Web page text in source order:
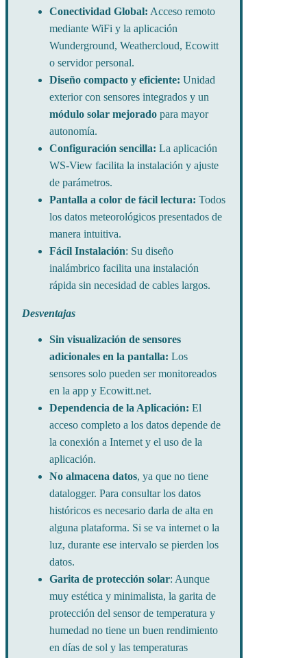
Conectividad Global: Acceso remoto
mediante WiFi y la aplicación
Wunderground, Weathercloud, Ecowitt
o servidor personal.
Diseño compacto y eficiente: Unidad
exterior con sensores integrados y un
módulo solar mejorado para mayor
autonomía.
Configuración sencilla: La aplicación
WS-View facilita la instalación y ajuste
de parámetros.
Pantalla a color de fácil lectura: Todos
los datos meteorológicos presentados de
manera intuitiva.
Fácil Instalación: Su diseño
inalámbrico facilita una instalación
rápida sin necesidad de cables largos.
Desventajas
Sin visualización de sensores
adicionales en la pantalla: Los
sensores solo pueden ser monitoreados
en la app y Ecowitt.net.
Dependencia de la Aplicación: El
acceso completo a los datos depende de
la conexión a Internet y el uso de la
aplicación.
No almacena datos, ya que no tiene
datalogger. Para consultar los datos
históricos es necesario darla de alta en
alguna plataforma. Si se va internet o la
luz, durante ese intervalo se pierden los
datos.
Garita de protección solar: Aunque
muy estética y minimalista, la garita de
protección del sensor de temperatura y
humedad no tiene un buen rendimiento
en días de sol y las temperaturas